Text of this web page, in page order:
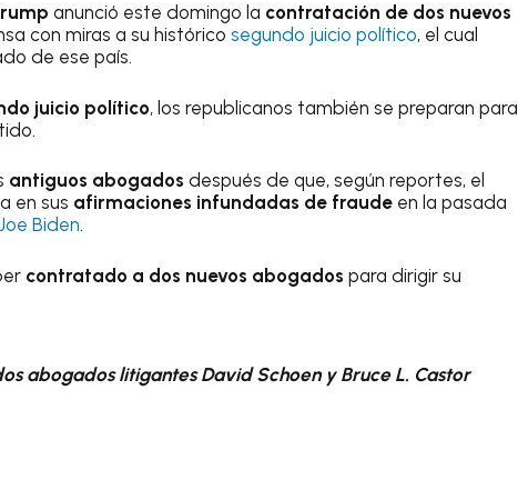
anunció este domingo la contratación de dos nuevos
con miras a su histórico segundo juicio político, el cual
de ese país.
juicio político, los republicanos también se preparan para
antiguos abogados después de que, según reportes, el
en sus afirmaciones infundadas de fraude en la pasada
Biden.
contratado a dos nuevos abogados para dirigir su
abogados litigantes David Schoen y Bruce L. Castor